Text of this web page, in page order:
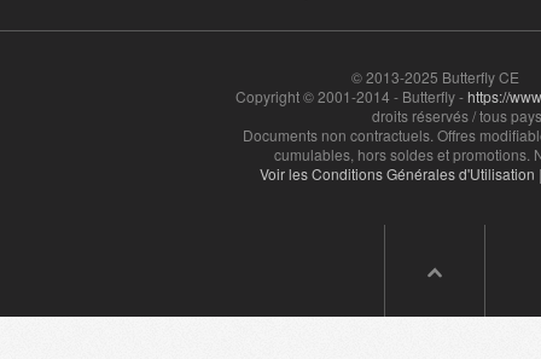
© 2013-2025 Butterfly CE
Copyright © 2001-2014 - Butterfly -https://
droits réservés / tous
Documents non contractuels. Offres
cumulables, hors soldes et promotions.
Voir les Conditions Générales d'Utilisation